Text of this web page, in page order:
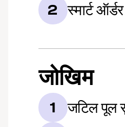
2 स्मार्ट
जोखिम
1 जटिल पूल